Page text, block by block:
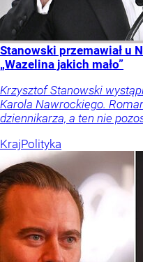
Stanowski przemawiał u
„Wazelina jakich mało”
Krzysztof Stanowski
Karola Nawrockiego.
dziennikarza, a ten nie
KrajPolityka